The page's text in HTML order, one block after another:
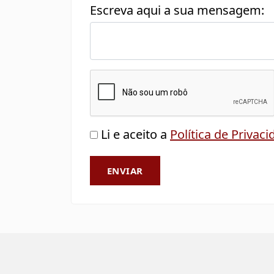
Escreva aqui a sua mensagem:
Li e aceito a Política de
ENVIAR